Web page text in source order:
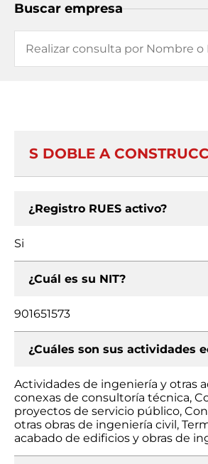
Buscar empresa
S DOBLE A
¿Registro RUES activo?
Si
¿Cuál es su NIT?
901651573
¿Cuáles son sus actividades
Actividades de ingeniería y otras
conexas de consultoría técnica,
proyectos de servicio público,
otras obras de ingeniería civil,
acabado de edificios y obras de